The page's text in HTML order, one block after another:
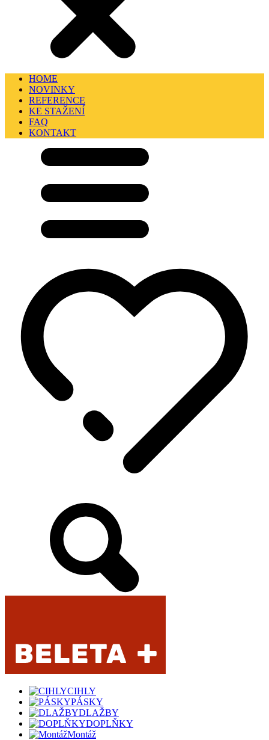
HOME
NOVINKY
REFERENCE
KE STAŽENÍ
FAQ
KONTAKT
CIHLY
PÁSKY
DLAŽBY
DOPLŇKY
Montáž